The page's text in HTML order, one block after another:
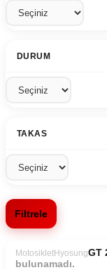
DURUM
TAKAS
Filtrele
MotosikletHyosungGT
bulunamadı.